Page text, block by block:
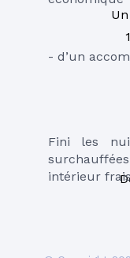
- d’un
Fini les
intérieur